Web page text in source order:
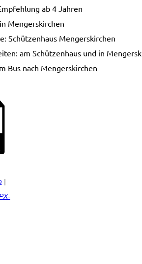
ab 4 Jahren
in Mengerskirchen
Schützenhaus Mengerskirchen
am Schützenhaus und in
Bus nach Mengerskirchen
|